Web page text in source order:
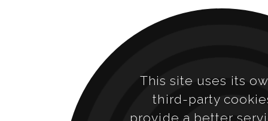
This site uses its
third-party
provide a better